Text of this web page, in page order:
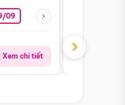
09
Xem chi tiết
Giá từ:
›